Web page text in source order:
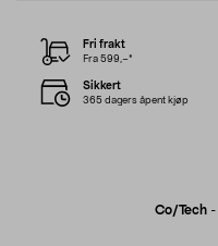
Co/tech -
Fri frakt
Fra 599,–*
Sikkert
365 dagers åpent kjøp